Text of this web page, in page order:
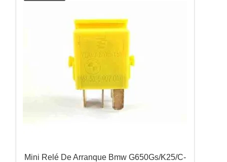
Mini Relé De Arranque Bmw G650Gs/K25/C-